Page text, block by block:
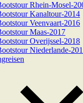
Rhein-Mosel-
Kanaltour-2014
Veenvaart-2016
Maas-2017
Overijssel-2018
Niederlande-